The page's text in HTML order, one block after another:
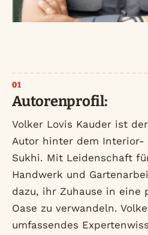
Autorenprofil:
Volker Lovis Kauder ist
Autor hinter dem Interior-
Sukhi. Mit Leidenschaft
Handwerk und
dazu, ihr Zuhause in eine
Oase zu verwandeln.
umfassendes